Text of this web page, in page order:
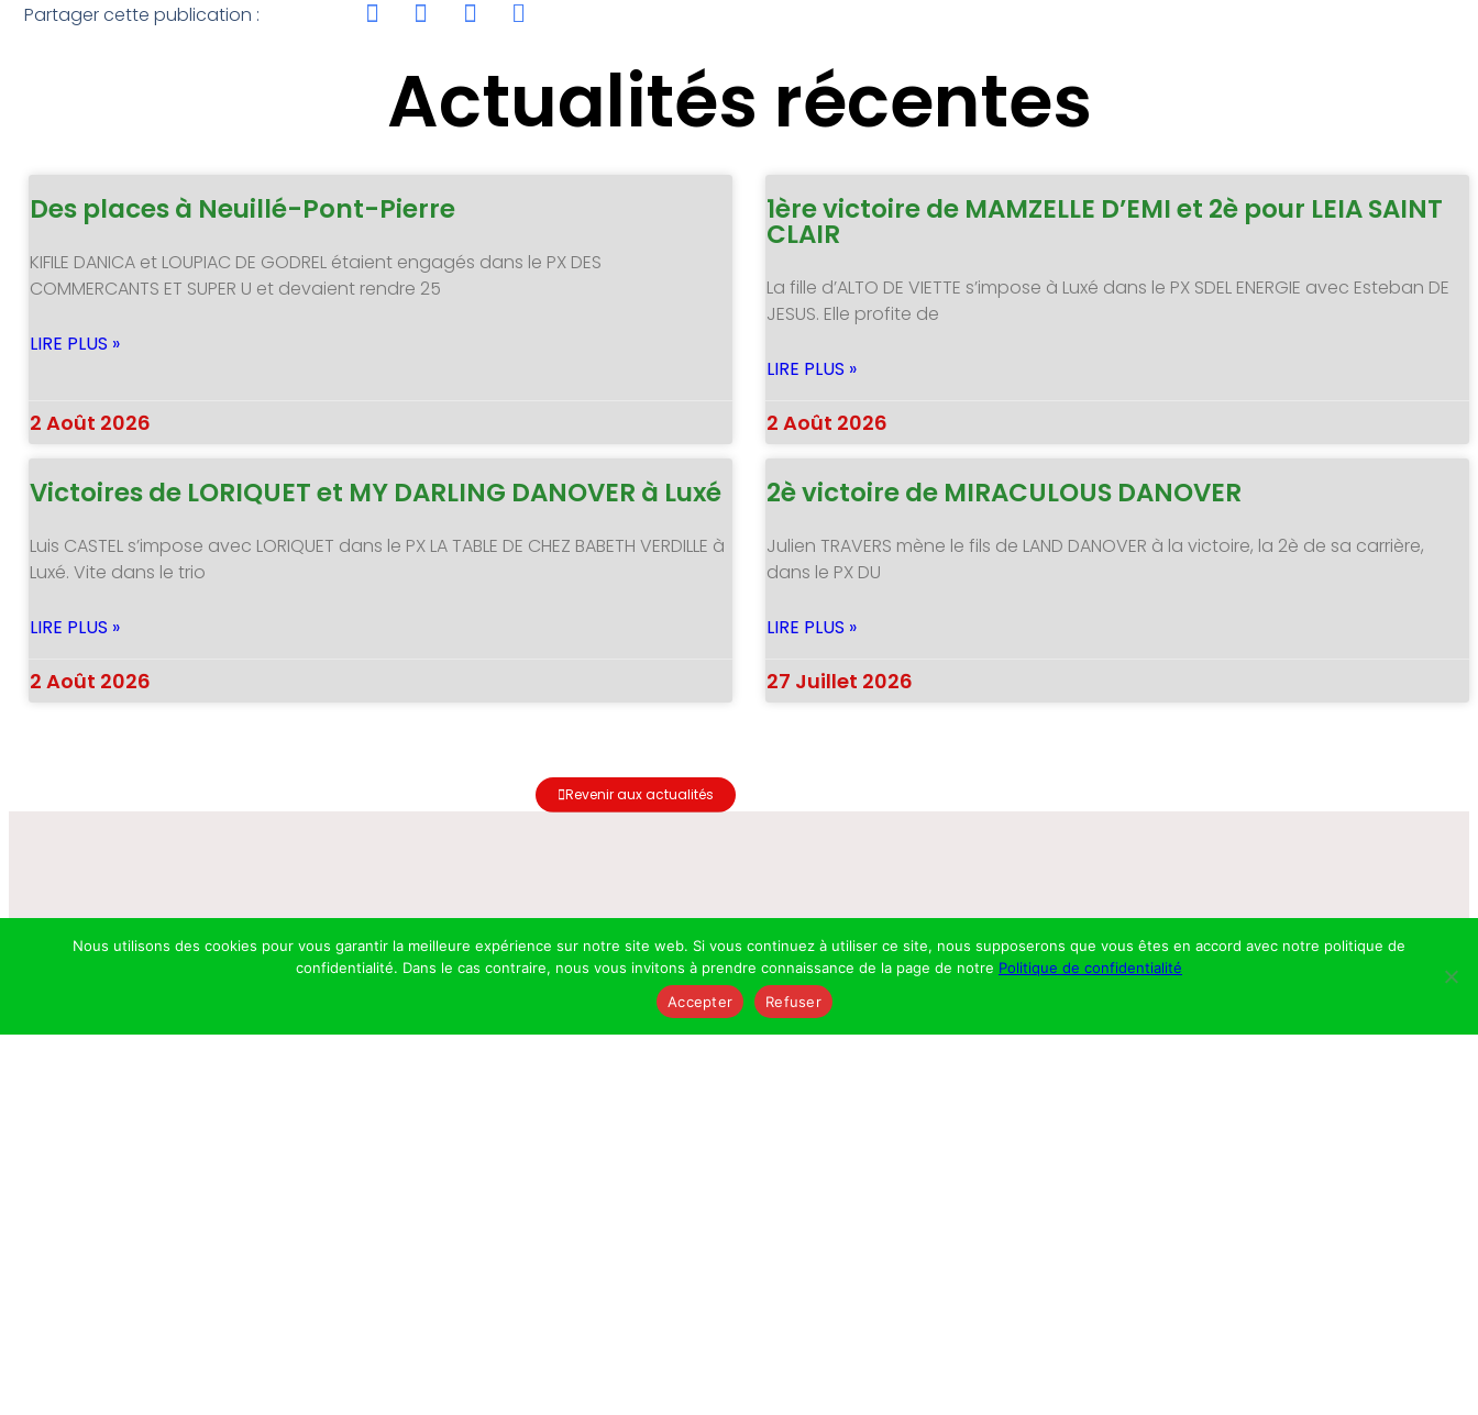
Partager cette publication :
Actualités récentes
Des places à Neuillé-Pont-Pierre
KIFILE DANICA et LOUPIAC DE GODREL étaient engagés dans le PX DES
COMMERCANTS ET SUPER U et devaient rendre 25
LIRE PLUS »
2 Août 2026
1ère victoire de MAMZELLE D’EMI et 2è pour LEIA SAINT
CLAIR
La fille d’ALTO DE VIETTE s’impose à Luxé dans le PX SDEL ENERGIE avec Esteban DE
JESUS. Elle profite de
LIRE PLUS »
2 Août 2026
Victoires de LORIQUET et MY DARLING DANOVER à Luxé
Luis CASTEL s’impose avec LORIQUET dans le PX LA TABLE DE CHEZ BABETH VERDILLE à
Luxé. Vite dans le trio
LIRE PLUS »
2 Août 2026
2è victoire de MIRACULOUS DANOVER
Julien TRAVERS mène le fils de LAND DANOVER à la victoire, la 2è de sa carrière,
dans le PX DU
LIRE PLUS »
27 Juillet 2026
Revenir aux actualités
Nous utilisons des cookies pour vous garantir la meilleure expérience sur notre site web. Si vous continuez à utiliser ce site, nous supposerons que vous êtes en accord avec notre politique de
confidentialité. Dans le cas contraire, nous vous invitons à prendre connaissance de la page de notre Politique de confidentialité
Accepter
Refuser